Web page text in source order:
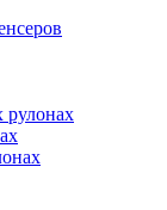
рулонах